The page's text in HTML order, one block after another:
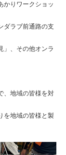
かりワークショッ
ダラブ前通路の支
」、その他オンラ
、地域の皆様を対
を地域の皆様と製